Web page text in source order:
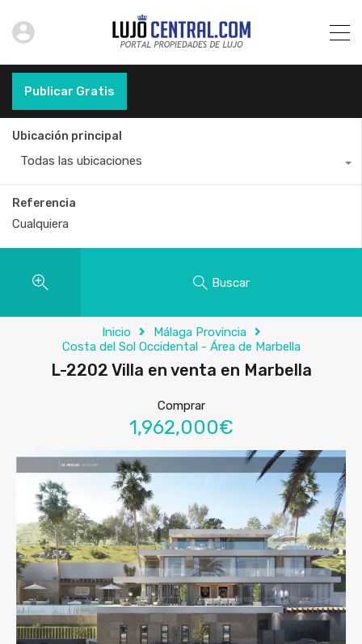
Publicar Gratis
Ubicación principal
Todas las ubicaciones
Referencia
Buscar
Inicio
Málaga Provincia
Costa del Sol Occidental - Área de Marbella
L-2202 Villa en venta en Marbella
Comprar
1,962,000€